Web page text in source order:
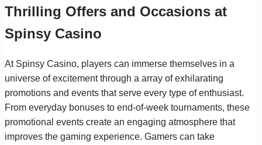
Thrilling Offers and Occasions at
Spinsy Casino
At Spinsy Casino, players can immerse themselves in a
universe of excitement through a array of exhilarating
promotions and events that serve every type of enthusiast.
From everyday bonuses to end-of-week tournaments, these
promotional events create an engaging atmosphere that
improves the gaming experience. Gamers can take